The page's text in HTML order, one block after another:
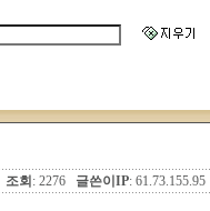
조회 : 2276 글쓴이IP: 61.73.155.95